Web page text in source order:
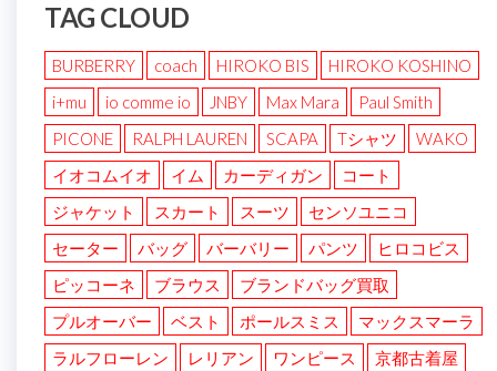
TAG CLOUD
BURBERRY coach HIROKO BIS
HIROKO KOSHINO
i+mu
io comme io JNBY Max Mara
Paul Smith
PICONE
RALPH LAUREN SCAPA Tシャツ
WAKO
イオコムイオ
イム カーディガン
コート
ジャケット
スカート スーツ
センソユニコ
セーター
バッグ バーバリー パンツ
ヒロコビス
ピッコーネ
ブラウス
ブランドバッグ買取
プルオーバー
ベスト ポールスミス
マックスマーラ
ラルフローレン
レリアン ワンピース
京都古着屋